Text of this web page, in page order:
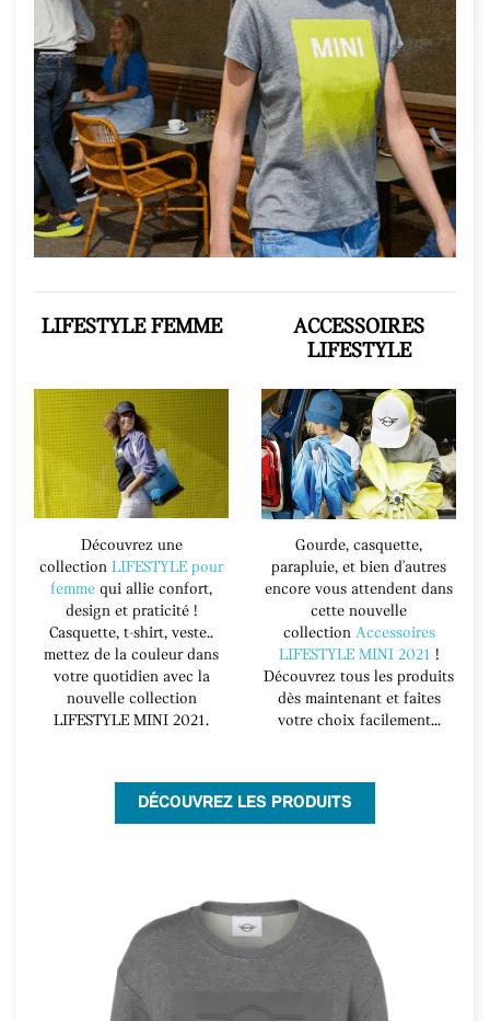
LIFESTYLE FEMME
ACCESSOIRES
LIFESTYLE
Découvrez une
collection LIFESTYLE pour
femme qui allie confort,
design et praticité !
Casquette, t-shirt, veste..
mettez de la couleur dans
votre quotidien avec la
nouvelle collection
LIFESTYLE MINI 2021.
Gourde, casquette,
parapluie, et bien d'autres
encore vous attendent dans
cette nouvelle
collection Accessoires
LIFESTYLE MINI 2021 !
Découvrez tous les produits
dès maintenant et faites
votre choix facilement...
DÉCOUVREZ LES PRODUITS